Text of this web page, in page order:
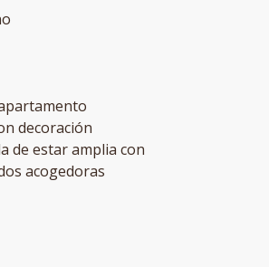
decoración
de estar amplia con
acogedoras